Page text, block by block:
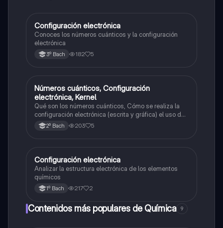
Química
Configuración electrónica
Conoces los números cuánticos y la configuración
electrónica
3º Bach 182 5
Química
Números cuánticos, Configuración
electrónica, Kernel
Qué son los números cuánticos, Cómo se realiza la
configuración electrónica (escrita y gráfica) el uso de
la tabla de Kernel
2º Bach 203 5
Química
Configuración electrónica
Analizar la estructura electrónica de los elementos
químicos
1º Bach 217 2
Contenidos más populares de Química 9